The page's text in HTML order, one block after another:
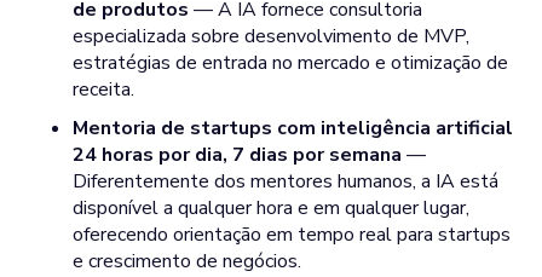
de produtos — A IA fornece consultoria
especializada sobre desenvolvimento de MVP,
estratégias de entrada no mercado e otimização de
receita.
Mentoria de startups com inteligência artificial
24 horas por dia, 7 dias por semana —
Diferentemente dos mentores humanos, a IA está
disponível a qualquer hora e em qualquer lugar,
oferecendo orientação em tempo real para startups
e crescimento de negócios.